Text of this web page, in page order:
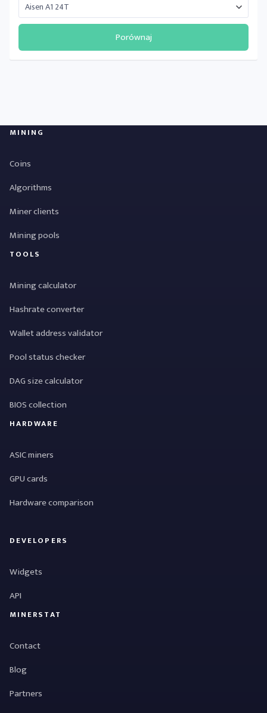
Porównaj
MINING
Coins
Algorithms
Miner clients
Mining pools
TOOLS
Mining calculator
Hashrate converter
Wallet address validator
Pool status checker
DAG size calculator
BIOS collection
HARDWARE
ASIC miners
GPU cards
Hardware comparison
DEVELOPERS
Widgets
API
MINERSTAT
Contact
Blog
Partners